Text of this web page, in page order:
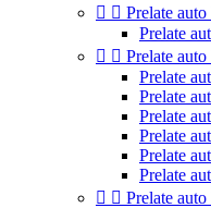
  Prelate
Prelate
  Prelate
Prelate
Prelate
Prelate
Prelate
Prelate
Prelate
  Prelate